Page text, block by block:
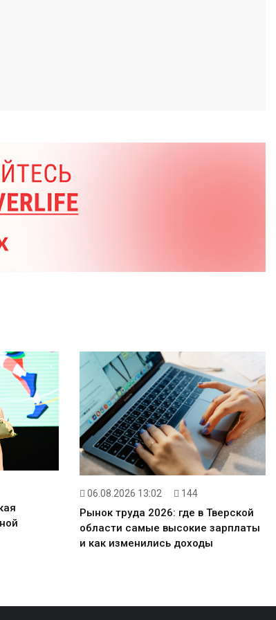
06.08.2026 13:02 144
Рынок труда 2026: где в Тверской
области самые высокие зарплаты
и как изменились доходы